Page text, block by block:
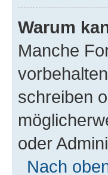
Warum
Manche
schreiben
oder
Nach